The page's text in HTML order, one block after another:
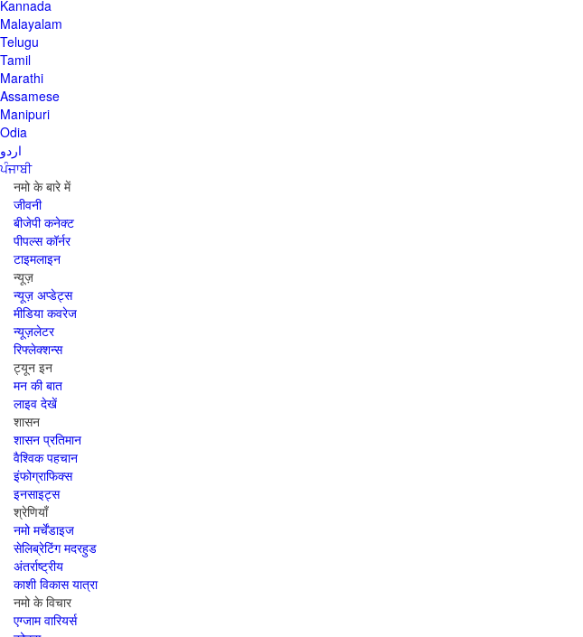
Kannada
Malayalam
Telugu
Tamil
Marathi
Assamese
Manipuri
Odia
اردو
ਪੰਜਾਬੀ
नमो के बारे में
जीवनी
बीजेपी कनेक्ट
पीपल्स कॉर्नर
टाइमलाइन
न्यूज़
न्यूज़ अप्डेट्स
मीडिया कवरेज
न्यूज़लेटर
रिफ्लेक्शन्स
ट्यून इन
मन की बात
लाइव देखें
शासन
शासन प्रतिमान
वैश्विक पहचान
इंफोग्राफिक्स
इनसाइट्स
श्रेणियाँ
नमो मर्चेंडाइज
सेलिब्रेटिंग मदरहुड
अंतर्राष्‍ट्रीय
काशी विकास यात्रा
नमो के विचार
एग्जाम वारियर्स